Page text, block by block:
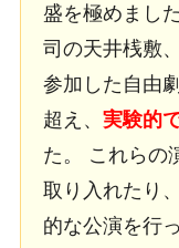
盛を極めまし
司の天井桟敷
参加した自由
超え、 実験的
た。 これらの
取り入れたり
的な公演を行